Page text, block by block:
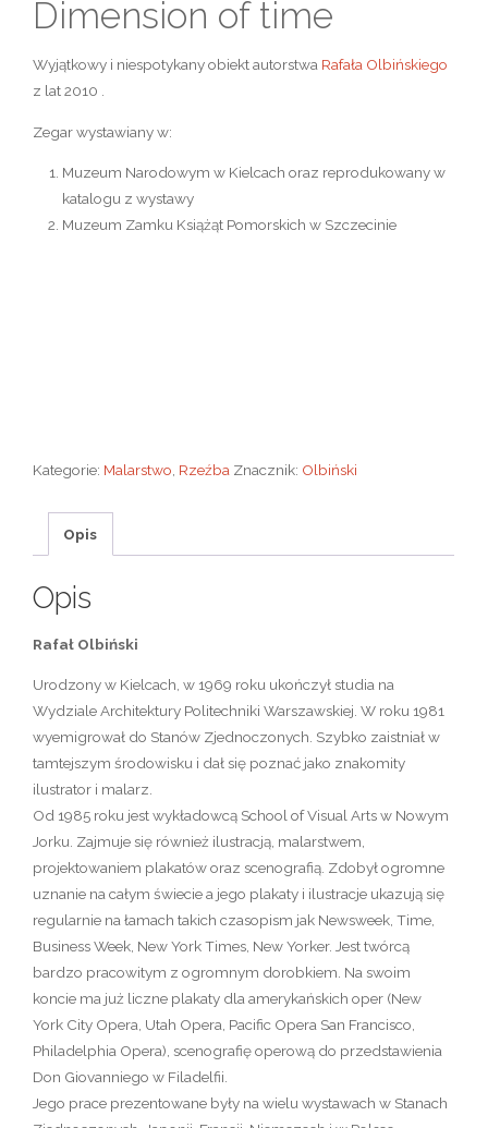
Dimension of time
Wyjątkowy i niespotykany obiekt autorstwa Rafała Olbińskiego
z lat 2010 .
Zegar wystawiany w:
Muzeum Narodowym w Kielcach oraz reprodukowany w
katalogu z wystawy
Muzeum Zamku Książąt Pomorskich w Szczecinie
Kategorie: Malarstwo, Rzeźba Znacznik: Olbiński
Opis
Opis
Rafał Olbiński
Urodzony w Kielcach, w 1969 roku ukończył studia na
Wydziale Architektury Politechniki Warszawskiej. W roku 1981
wyemigrował do Stanów Zjednoczonych. Szybko zaistniał w
tamtejszym środowisku i dał się poznać jako znakomity
ilustrator i malarz.
Od 1985 roku jest wykładowcą School of Visual Arts w Nowym
Jorku. Zajmuje się również ilustracją, malarstwem,
projektowaniem plakatów oraz scenografią. Zdobył ogromne
uznanie na całym świecie a jego plakaty i ilustracje ukazują się
regularnie na łamach takich czasopism jak Newsweek, Time,
Business Week, New York Times, New Yorker. Jest twórcą
bardzo pracowitym z ogromnym dorobkiem. Na swoim
koncie ma już liczne plakaty dla amerykańskich oper (New
York City Opera, Utah Opera, Pacific Opera San Francisco,
Philadelphia Opera), scenografię operową do przedstawienia
Don Giovanniego w Filadelfii.
Jego prace prezentowane były na wielu wystawach w Stanach